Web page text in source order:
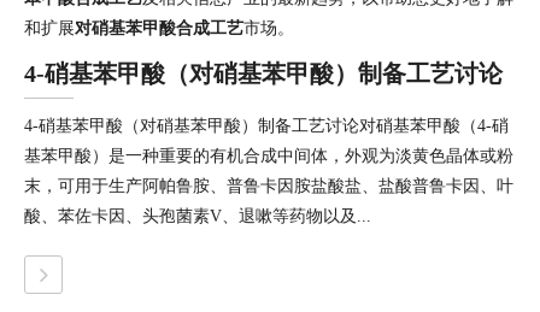
和扩展对硝基苯甲酸合成工艺市场。
4-硝基苯甲酸（对硝基苯甲酸）制备工艺讨论
4-硝基苯甲酸（对硝基苯甲酸）制备工艺讨论对硝基苯甲酸（4-硝
基苯甲酸）是一种重要的有机合成中间体，外观为淡黄色晶体或粉
末，可用于生产阿帕鲁胺、普鲁卡因胺盐酸盐、盐酸普鲁卡因、叶
酸、苯佐卡因、头孢菌素V、退嗽等药物以及...